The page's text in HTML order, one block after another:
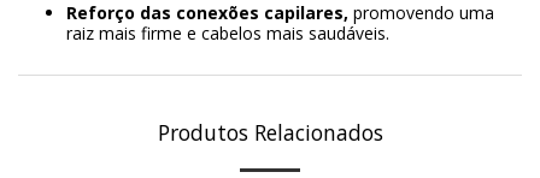
Reforço das conexões capilares, promovendo uma
raiz mais firme e cabelos mais saudáveis.
Produtos Relacionados